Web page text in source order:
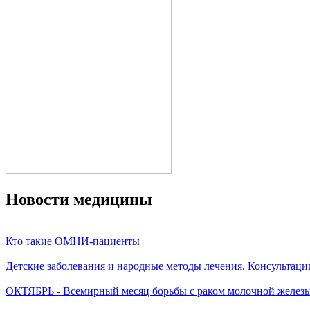
Новости медицины
Кто такие ОМНИ-пациенты
Детские заболевания и народные методы лечения.
ОКТЯБРЬ - Всемирный месяц борьбы с раком молочной